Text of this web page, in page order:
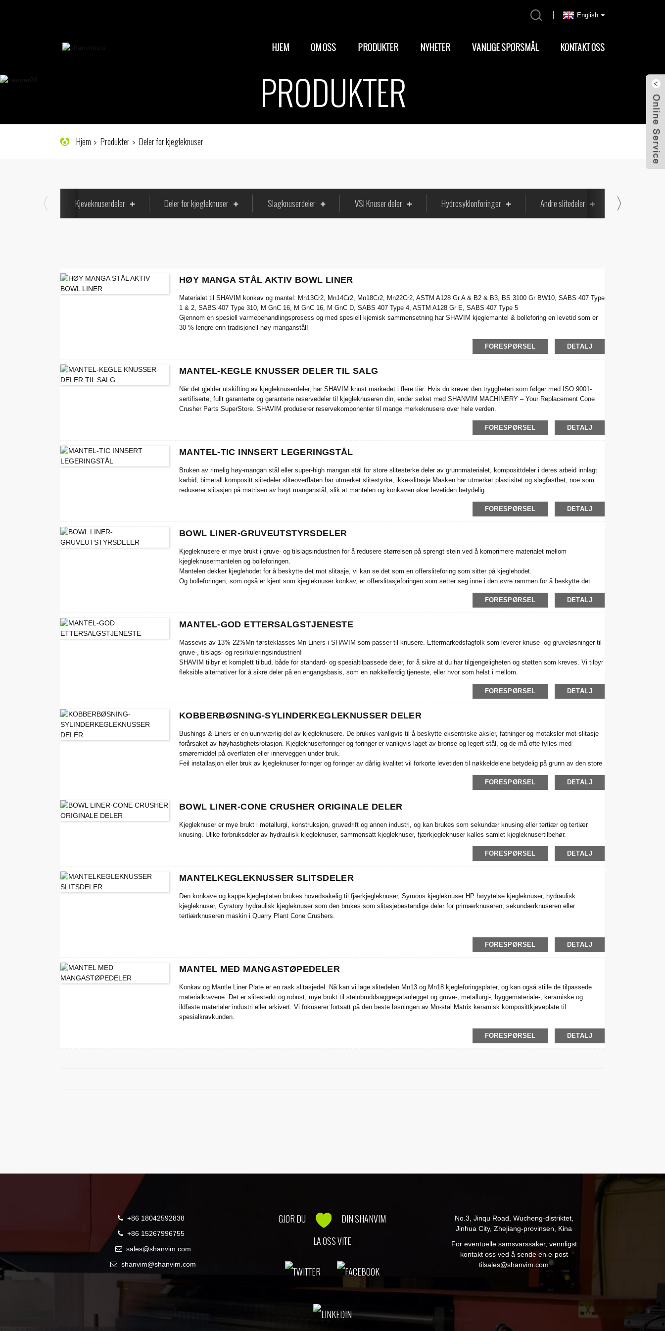
English
HJEM OM OSS PRODUKTER NYHETER VANLIGE SPØRSMÅL KONTAKT OSS
PRODUKTER
Hjem Produkter Deler for kjegleknuser
Kjeveknuserdeler Deler for kjegleknuser Slagknuserdeler VSI Knuser deler Hydrosyklonforinger Andre slitedeler
HØY MANGA STÅL AKTIV BOWL LINER
Materialet til SHAVIM konkav og mantel: Mn13Cr2, Mn14Cr2, Mn18Cr2, Mn22Cr2, ASTM A128 Gr A & B2 & B3, BS 3100 Gr BW10, SABS 407 Type
1 & 2, SABS 407 Type 310, M GnC 16, M GnC 16, M GnC D, SABS 407 Type 4, ASTM A128 Gr E, SABS 407 Type 5
Gjennom en spesiell varmebehandlingsprosess og med spesiell kjemisk sammensetning har SHAVIM kjeglemantel & bolleforing en levetid som er
30 % lengre enn tradisjonell høy manganstål!
FORESPØRSEL DETALJ
MANTEL-KEGLE KNUSSER DELER TIL SALG
Når det gjelder utskifting av kjegleknuserdeler, har SHAVIM knust markedet i flere tiår. Hvis du krever den tryggheten som følger med ISO 9001-
sertifiserte, fullt garanterte og garanterte reservedeler til kjegleknuseren din, ender søket med SHANVIM MACHINERY – Your Replacement Cone
Crusher Parts SuperStore. SHAVIM produserer reservekomponenter til mange merkeknusere over hele verden.
FORESPØRSEL DETALJ
MANTEL-TIC INNSERT LEGERINGSTÅL
Bruken av rimelig høy-mangan stål eller super-high mangan stål for store slitesterke deler av grunnmaterialet, komposittdeler i deres arbeid innlagt
karbid, bimetall kompositt slitedeler sliteoverflaten har utmerket slitestyrke, ikke-slitasje Masken har utmerket plastisitet og slagfasthet, noe som
reduserer slitasjen på matrisen av høyt manganstål, slik at mantelen og konkaven øker levetiden betydelig.
FORESPØRSEL DETALJ
BOWL LINER-GRUVEUTSTYRSDELER
Kjegleknusere er mye brukt i gruve- og tilslagsindustrien for å redusere størrelsen på sprengt stein ved å komprimere materialet mellom
kjegleknusermantelen og bolleforingen.
Mantelen dekker kjeglehodet for å beskytte det mot slitasje, vi kan se det som en offersliteforing som sitter på kjeglehodet.
Og bolleforingen, som også er kjent som kjegleknuser konkav, er offerslitasjeforingen som setter seg inne i den øvre rammen for å beskytte det
SHANVIM® kjegleknusermantel og bolleforing er konstruert for å forbedre effektiviteten og redusere kostnadene ved å forlenge levetiden og
FORESPØRSEL DETALJ
MANTEL-GOD ETTERSALGSTJENESTE
Massevis av 13%-22%Mn førsteklasses Mn Liners i SHAVIM som passer til knusere. Ettermarkedsfagfolk som leverer knuse- og gruveløsninger til
gruve-, tilslags- og resirkuleringsindustrien!
SHAVIM tilbyr et komplett tilbud, både for standard- og spesialtilpassede deler, for å sikre at du har tilgjengeligheten og støtten som kreves. Vi tilbyr
fleksible alternativer for å sikre deler på en engangsbasis, som en nøkkelferdig tjeneste, eller hvor som helst i mellom.
FORESPØRSEL DETALJ
KOBBERBØSNING-SYLINDERKEGLEKNUSSER DELER
Bushings & Liners er en uunnværlig del av kjegleknusere. De brukes vanligvis til å beskytte eksentriske aksler, fatninger og motaksler mot slitasje
forårsaket av høyhastighetsrotasjon. Kjegleknuserforinger og foringer er vanligvis laget av bronse og legert stål, og de må ofte fylles med
smøremiddel på overflaten eller innerveggen under bruk.
Feil installasjon eller bruk av kjegleknuser foringer og foringer av dårlig kvalitet vil forkorte levetiden til nøkkeldelene betydelig på grunn av den store
mengden varme som genereres under drift. Derfor er å velge høykvalitets kjegleknuser foringer og foringer den beste måten å forlenge maskinens
FORESPØRSEL DETALJ
BOWL LINER-CONE CRUSHER ORIGINALE DELER
Kjegleknuser er mye brukt i metallurgi, konstruksjon, gruvedrift og annen industri, og kan brukes som sekundær knusing eller tertiær og tertiær
knusing. Ulike forbruksdeler av hydraulisk kjegleknuser, sammensatt kjegleknuser, fjærkjegleknuser kalles samlet kjegleknusertilbehør.
FORESPØRSEL DETALJ
MANTELKEGLEKNUSSER SLITSDELER
Den konkave og kappe kjegleplaten brukes hovedsakelig til fjærkjegleknuser, Symons kjegleknuser HP høyytelse kjegleknuser, hydraulisk
kjegleknuser, Gyratory hydraulisk kjegleknuser som den brukes som slitasjebestandige deler for primærknuseren, sekundærknuseren eller
tertiærknuseren maskin i Quarry Plant Cone Crushers.
FORESPØRSEL DETALJ
MANTEL MED MANGASTØPEDELER
Konkav og Mantle Liner Plate er en rask slitasjedel. Nå kan vi lage slitedelen Mn13 og Mn18 kjegleforingsplater, og kan også stille de tilpassede
materialkravene. Det er slitesterkt og robust, mye brukt til steinbruddsaggregatanlegget og gruve-, metallurgi-, byggemateriale-, keramiske og
ildfaste materialer industri eller arkivert. Vi fokuserer fortsatt på den beste løsningen av Mn-stål Matrix keramisk komposittkjeveplate til
spesialkravkunden.
FORESPØRSEL DETALJ
+86 18042592838
+86 15267996755
sales@shanvim.com
shanvim@shanvim.com
GJØR DU
DIN SHANVIM
LA OSS VITE
No.3, Jinqu Road, Wucheng-distriktet,
Jinhua City, Zhejiang-provinsen, Kina
For eventuelle samsvarssaker, vennligst
kontakt oss ved å sende en e-post
tilsales@shanvim.com